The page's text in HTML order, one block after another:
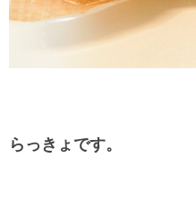
らっきょです。